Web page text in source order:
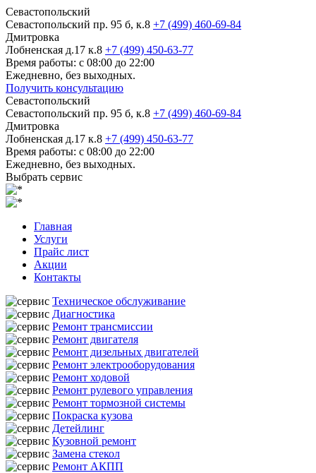
Севастопольский
Севастопольский пр. 95 б, к.8 +7 (499) 460-69-84
Дмитровка
Лобненская д.17 к.8 +7 (499) 450-63-77
Время работы: с 08:00 до 22:00
Ежедневно, без выходных.
Получить консультацию
Севастопольский
Севастопольский пр. 95 б, к.8 +7 (499) 460-69-84
Дмитровка
Лобненская д.17 к.8 +7 (499) 450-63-77
Время работы: с 08:00 до 22:00
Ежедневно, без выходных.
Выбрать сервис
Главная
Услуги
Прайс лист
Акции
Контакты
Техническое обслуживание
Диагностика
Ремонт трансмиссии
Ремонт двигателя
Ремонт дизельных двигателей
Ремонт электрооборудования
Ремонт ходовой
Ремонт рулевого управления
Ремонт тормозной системы
Покраска кузова
Детейлинг
Кузовной ремонт
Замена стекол
Ремонт АКПП